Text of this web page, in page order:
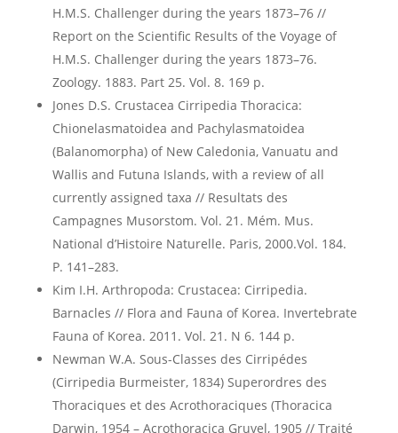
H.M.S. Challenger during the years 1873–76 //
Report on the Scientific Results of the Voyage of
H.M.S. Challenger during the years 1873–76.
Zoology. 1883. Part 25. Vol. 8. 169 p.
Jones D.S. Crustacea Cirripedia Thoracica:
Chionelasmatoidea and Pachylasmatoidea
(Balanomorpha) of New Caledonia, Vanuatu and
Wallis and Futuna Islands, with a review of all
currently assigned taxa // Resultats des
Campagnes Musorstom. Vol. 21. Mém. Mus.
National d’Histoire Naturelle. Paris, 2000.Vol. 184.
P. 141–283.
Kim I.H. Arthropoda: Crustacea: Cirripedia.
Barnacles // Flora and Fauna of Korea. Invertebrate
Fauna of Korea. 2011. Vol. 21. N 6. 144 p.
Newman W.A. Sous-Classes des Cirripédes
(Cirripedia Burmeister, 1834) Superordres des
Thoraciques et des Acrothoraciques (Thoracica
Darwin, 1954 – Acrothoracica Gruvel, 1905 // Traité